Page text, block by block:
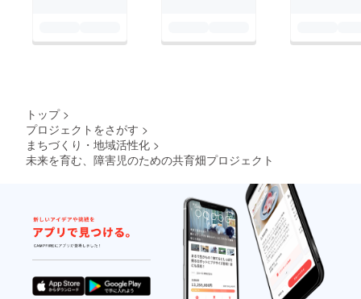
トップ >
プロジェクトをさがす >
まちづくり・地域活性化 >
未来を育む、障害児のための共育畑プロジェクト